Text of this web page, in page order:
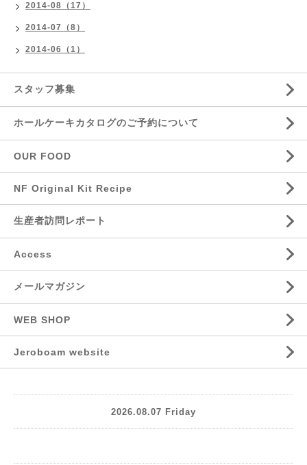
2014-08（17）
2014-07（8）
2014-06（1）
スタッフ募集
ホールケーキカタログのご予約について
OUR FOOD
NF Original Kit Recipe
生産者訪問レポート
Access
メールマガジン
WEB SHOP
Jeroboam website
2026.08.07 Friday